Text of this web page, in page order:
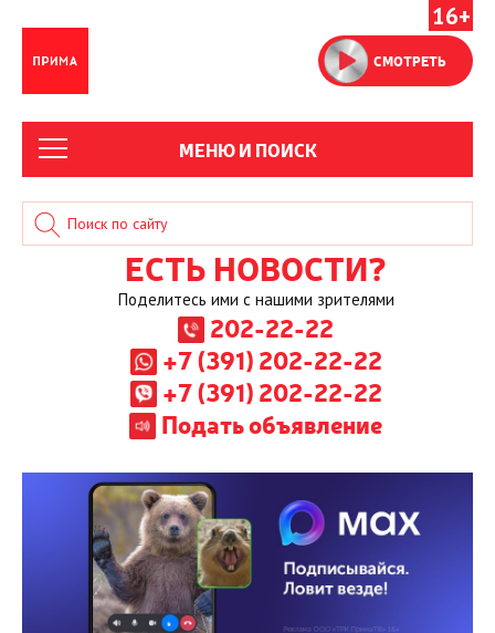
16+
СМОТРЕТЬ
МЕНЮ И ПОИСК
ЕСТЬ НОВОСТИ?
Поделитесь ими с нашими зрителями
202-22-22
+7 (391) 202-22-22
+7 (391) 202-22-22
Подать объявление